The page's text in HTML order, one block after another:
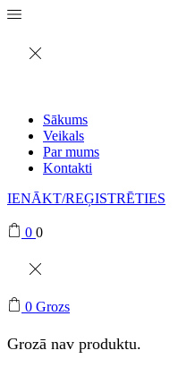
Sākums
Veikals
Par mums
Kontakti
IENĀKT/REĢISTRĒTIES
0 0
0 Grozs
Grozā nav produktu.